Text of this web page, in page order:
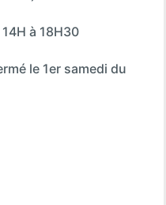
à 18H30
le 1er samedi du